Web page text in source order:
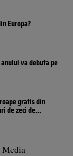
Europa?
va debuta pe
gratis din
de zeci de...
Media